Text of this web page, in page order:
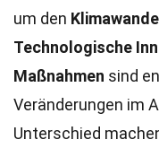
um den Klimawandel
Technologische
Maßnahmen sind
Veränderungen im
Unterschied